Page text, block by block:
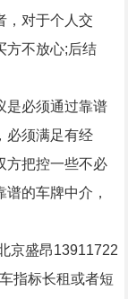
，对于个人交
方不放心;后结
必须通过靠谱
必须满足有经
方把控一些不必
的车牌中介，
京盛昂13911722
指标长租或者短